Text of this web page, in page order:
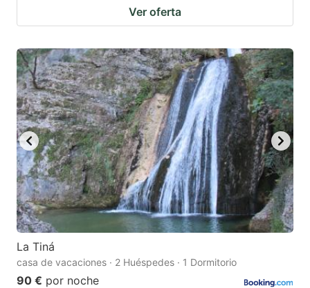
Ver oferta
La Tiná
casa de vacaciones · 2 Huéspedes · 1 Dormitorio
90 € por noche